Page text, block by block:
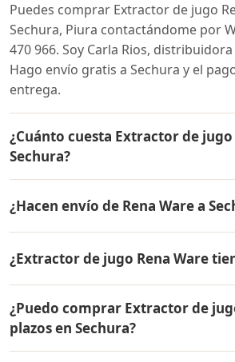
Puedes comprar Extractor de jugo
Sechura, Piura contactándome por
470 966. Soy Carla Rios,
Hago envío gratis a Sechura y el
entrega.
¿Cuánto cuesta Extractor de jugo
Sechura?
en todo el Perú. Contáctame por
conocer el precio actual,
facilidades de pago en cuotas desde
¿Hacen envío de Rena Ware a
Ware a Sechura, Piura y a todo el
contra entrega.
¿Extractor de jugo Rena Ware
vida contra defectos de fabricación.
productos Rena Ware están
inoxidable quirúrgico 18/10 de la
¿Puedo comprar Extractor de
plazos en Sechura?